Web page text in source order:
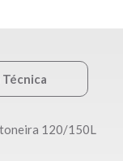
Técnica
120/150L